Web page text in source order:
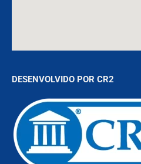
DESENVOLVIDO POR CR2